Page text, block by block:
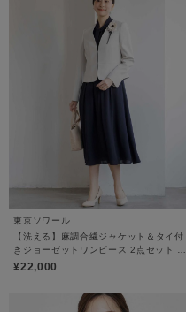
東京ソワール
【洗える】麻調合繊ジャケット＆タイ付
きジョーゼットワンピース 2点セット セ
レモニースーツ【卒業式・入学式・学校
¥22,000